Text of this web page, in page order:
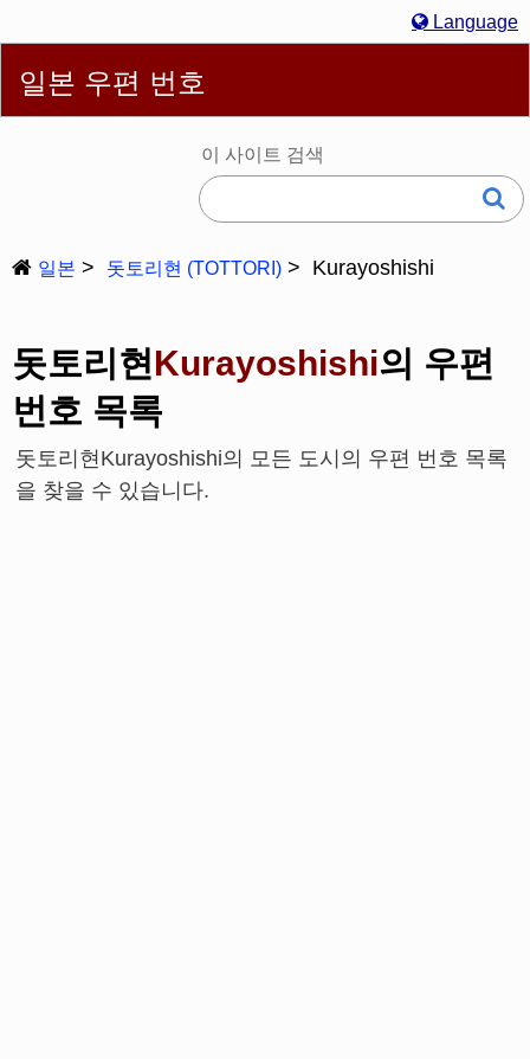
Language
Deutsch
Français
日本語
일본 우편 번호
이 사이트 검색
일본 돗토리현 (TOTTORI) Kurayoshishi
돗토리현Kurayoshishi의 우편
번호 목록
돗토리현Kurayoshishi의 모든 도시의 우편 번호 목록
을 찾을 수 있습니다.